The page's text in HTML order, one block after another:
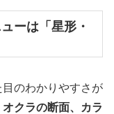
ーは「星形・
のわかりやすさが
クラの断面、カラ